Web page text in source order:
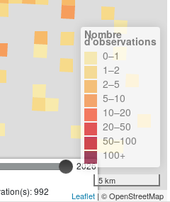
2026
992
Nombre
d'observations
0–1
1–2
2–5
5–10
10–20
20–50
50–100
100+
5 km
Leaflet| © OpenStreetMap